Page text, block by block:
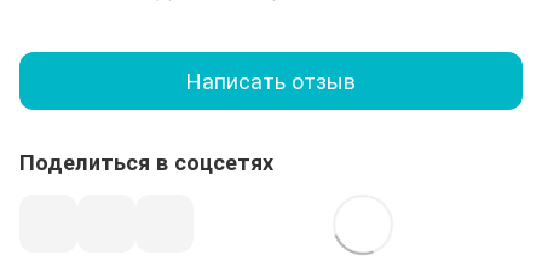
Написать отзыв
Поделиться в соцсетях